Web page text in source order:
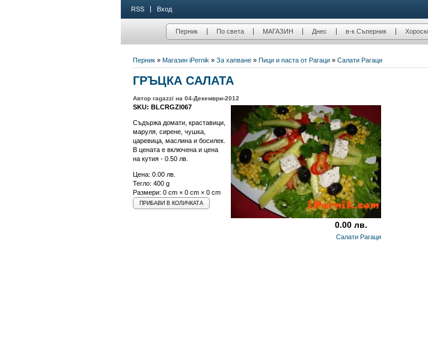
RSS Вход
Перник По света МАГАЗИН Днес в-к Съперник
Перник » Магазин iPernik » За хапване » Пици и паста от Рагаци » Салати Рагаци
ГРЪЦКА САЛАТА
Автор ragazzi на 04-Декември-2012
0.00 лв.
SKU: BLCRGZI067
Съдържа домати, краставици,
маруля, сирене, чушка,
царевица, маслина и босилек.
В цената е включена и цена
на кутия - 0.50 лв.
Цена: 0.00 лв.
Тегло: 400 g
Размери: 0 cm × 0 cm × 0 cm
Салати Рагаци